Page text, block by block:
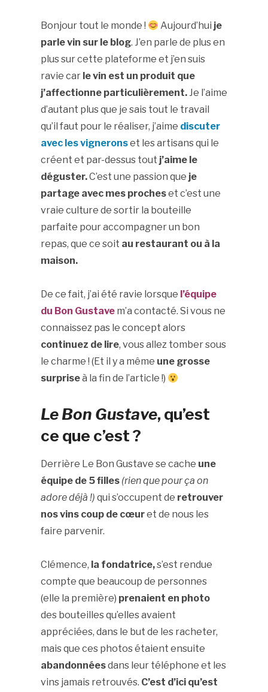
Bonjour tout le monde !
Aujourd’hui je
parle vin sur le blog. J’en parle de plus en
plus sur cette plateforme et j’en suis
ravie car le vin est un produit que
j’affectionne particulièrement.Je l’aime
d’autant plus que je sais tout le travail
qu’il faut pour le réaliser, j’aime discuter
avec les vigneronset les artisans qui le
créent et par-dessus tout j’aime le
déguster.C’est une passion que je
partage avec mes procheset c’est une
vraie culture de sortir la bouteille
parfaite pour accompagner un bon
repas, que ce soit au restaurant ou à la
maison.
De ce fait, j’ai été ravie lorsque l’équipe
du Bon Gustavem’a contacté. Si vous ne
connaissez pas le concept alors
continuez de lire, vous allez tomber sous
le charme ! (Et il y a même une grosse
surpriseà la fin de l’article !)
Le Bon Gustave, qu’est
ce que c’est ?
Derrière Le Bon Gustave se cache une
équipe de 5 filles (rien que pour ça on
adore déjà !) qui s’occupent de retrouver
nos vins coup de cœuret de nous les
faire parvenir.
Clémence, la fondatrice,s’est rendue
compte que beaucoup de personnes
(elle la première) prenaient en photo
des bouteilles qu’elles avaient
appréciées, dans le but de les racheter,
mais que ces photos étaient ensuite
abandonnéesdans leur téléphone et les
vins jamais retrouvés. C’est d’ici qu’est